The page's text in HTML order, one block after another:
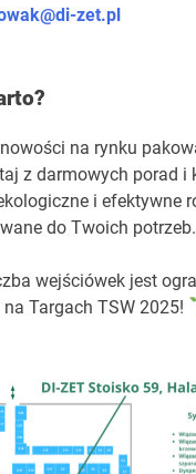
zet.pl
na rynku
z darmowych porad i
i efektywne
do Twoich potrzeb.
wejściówek jest
Targach TSW 2025!